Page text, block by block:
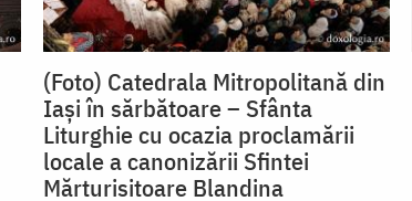
(Foto) Catedrala Mitropolitană din
Iași în sărbătoare – Sfânta
Liturghie cu ocazia proclamării
locale a canonizării Sfintei
Mărturisitoare Blandina